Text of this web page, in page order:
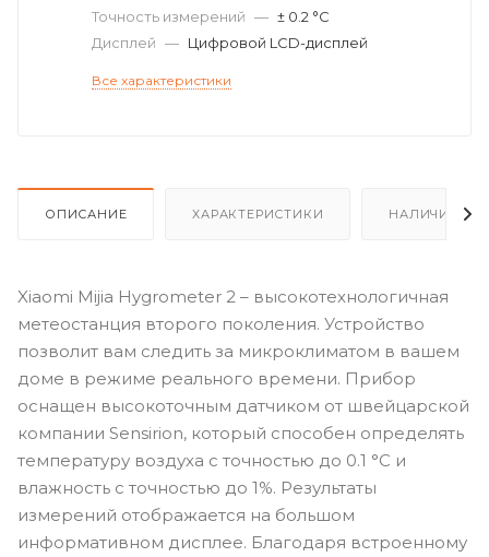
Точность измерений — ± 0.2 °C
Дисплей — Цифровой LCD-дисплей
Все характеристики
ОПИСАНИЕ ХАРАКТЕРИСТИКИ НАЛИЧИЕ
Xiaomi Mijia Hygrometer 2 – высокотехнологичная
метеостанция второго поколения. Устройство
позволит вам следить за микроклиматом в вашем
доме в режиме реального времени. Прибор
оснащен высокоточным датчиком от швейцарской
компании Sensirion, который способен определять
температуру воздуха с точностью до 0.1 °C и
влажность с точностью до 1%. Результаты
измерений отображается на большом
информативном дисплее. Благодаря встроенному